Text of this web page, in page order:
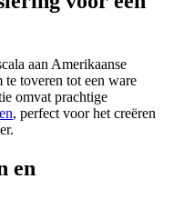
aan Amerikaanse
toveren tot een ware
omvat prachtige
, perfect voor het creëren
en